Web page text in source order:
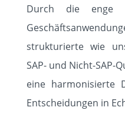
Durch die enge
strukturierte wie
SAP- und Nicht-SAP-
eine harmonisierte
Entscheidungen in